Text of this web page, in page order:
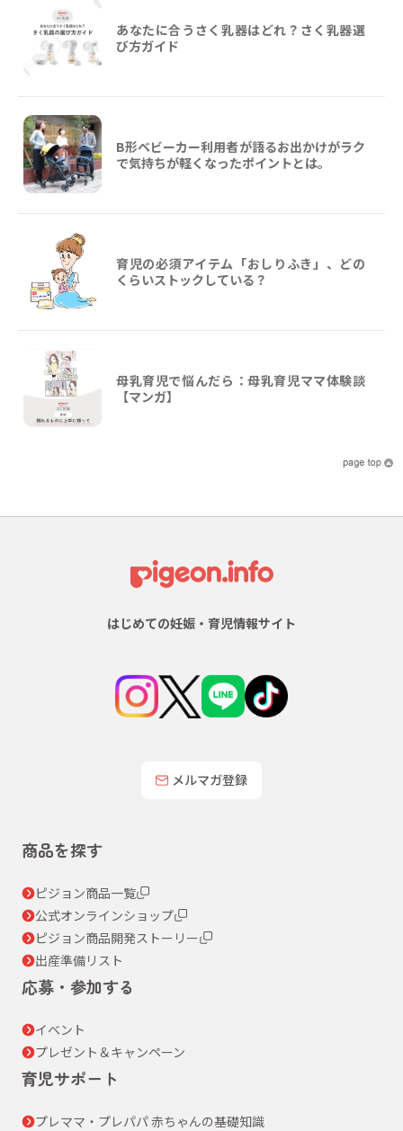
あなたに合うさく乳器はどれ？さく乳器選
び方ガイド
B形ベビーカー利用者が語るお出かけがラク
で気持ちが軽くなったポイントとは。
育児の必須アイテム「おしりふき」、どの
くらいストックしている？
母乳育児で悩んだら：母乳育児ママ体験談
【マンガ】
はじめての妊娠・育児情報サイト
メルマガ登録
商品を探す
ピジョン商品一覧
公式オンラインショップ
ピジョン商品開発ストーリー
出産準備リスト
応募・参加する
イベント
プレゼント＆キャンペーン
育児サポート
プレママ・プレパパ 赤ちゃんの基礎知識